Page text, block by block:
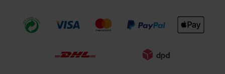
selbstklebender
Verschlussklappe in Weiß
selbstklebendem Verschluss
in Ecru